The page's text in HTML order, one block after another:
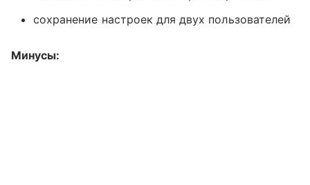
сохранение настроек для двух пользователей
Минусы: